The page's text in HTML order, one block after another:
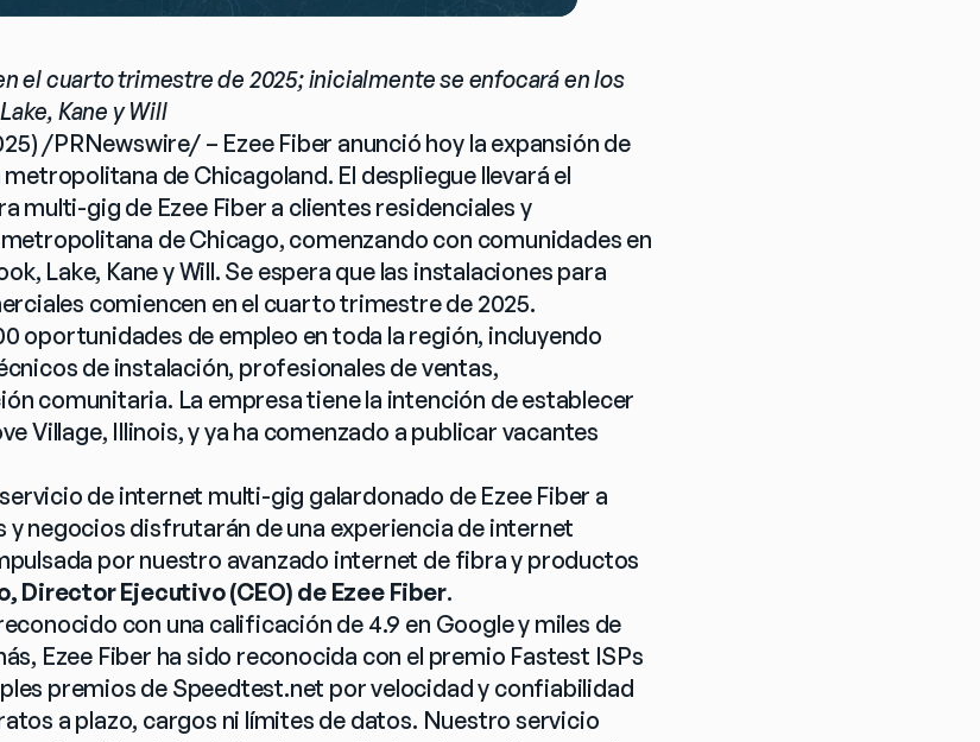
el cuarto trimestre de 2025; inicialmente se enfocará en los
Kane y Will
/PRNewswire/ – Ezee Fiber anunció hoy la expansión de
de Chicagoland. El despliegue llevará el
multi-gig de Ezee Fiber a clientes residenciales y
de Chicago, comenzando con comunidades en
Lake, Kane y Will. Se espera que las instalaciones para
comiencen en el cuarto trimestre de 2025.
oportunidades de empleo en toda la región, incluyendo
de instalación, profesionales de ventas,
comunitaria. La empresa tiene la intención de establecer
Village, Illinois, y ya ha comenzado a publicar vacantes
de internet multi-gig galardonado de Ezee Fiber a
y negocios disfrutarán de una experiencia de internet
por nuestro avanzado internet de fibra y productos
Director Ejecutivo (CEO) de Ezee Fiber.
con una calificación de 4.9 en Google y miles de
Ezee Fiber ha sido reconocida con el premio Fastest ISPs
premios de Speedtest.net por velocidad y confiabilidad
a plazo, cargos ni límites de datos. Nuestro servicio